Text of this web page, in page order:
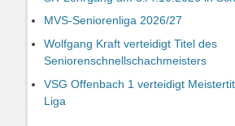
MVS-Seniorenliga 2026/27
Wolfgang Kraft verteidigt Titel des
Seniorenschnellschachmeisters
VSG Offenbach 1 verteidigt
Liga